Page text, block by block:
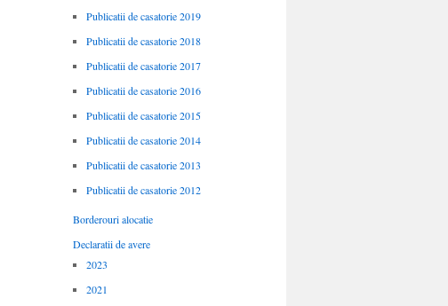
Publicatii de casatorie 2019
Publicatii de casatorie 2018
Publicatii de casatorie 2017
Publicatii de casatorie 2016
Publicatii de casatorie 2015
Publicatii de casatorie 2014
Publicatii de casatorie 2013
Publicatii de casatorie 2012
Borderouri alocatie
Declaratii de avere
2023
2021